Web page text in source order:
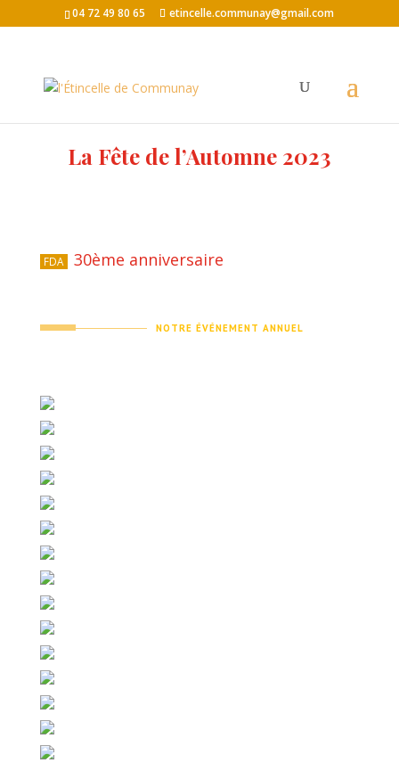
04 72 49 80 65 etincelle.communay@gmail.com
La Fête de l’Automne 2023
FDA 30ème anniversaire
NOTRE ÉVÉNEMENT ANNUEL